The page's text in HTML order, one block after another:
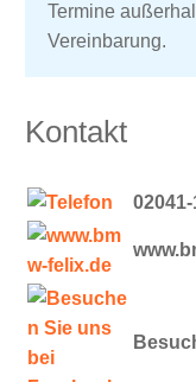
Termine
Vereinbarung.
Kontakt